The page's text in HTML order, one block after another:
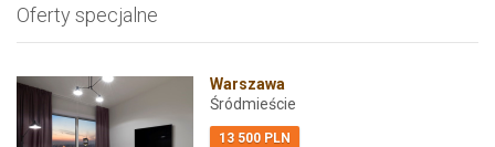
Oferty specjalne
Warszawa
Śródmieście
13 500 PLN